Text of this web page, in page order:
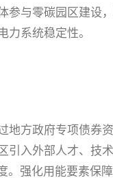
参与零碳园区建设
系统稳定性。
地方政府专项债券
引入外部人才、技
。强化用能要素保